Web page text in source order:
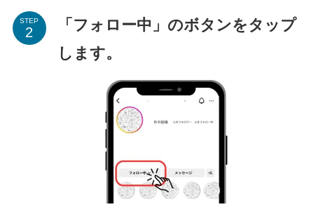
STEP
「フォロー中」のボタンをタップ
します。